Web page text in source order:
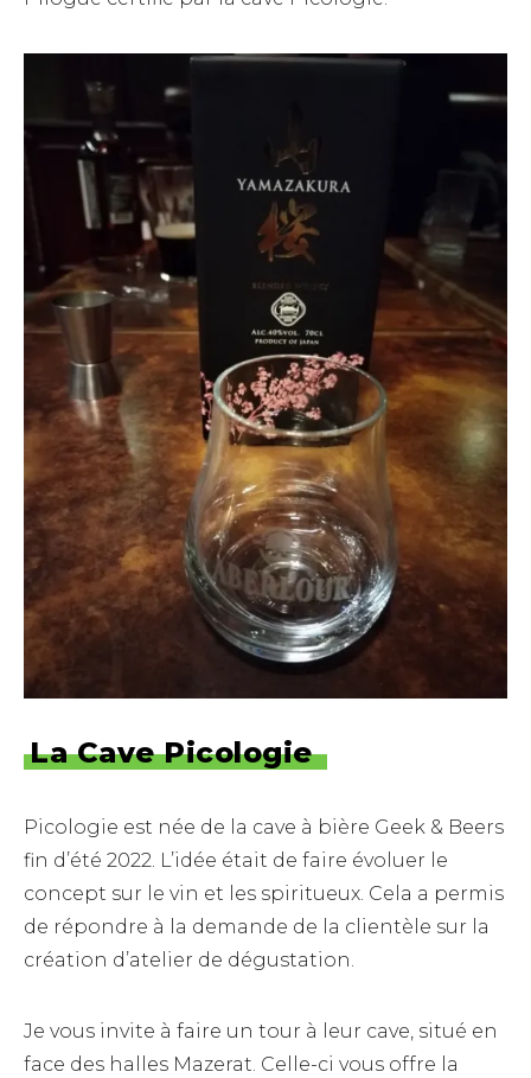
La Cave Picologie
Picologie est née de la cave à bière Geek & Beers
fin d’été 2022. L’idée était de faire évoluer le
concept sur le vin et les spiritueux. Cela a permis
de répondre à la demande de la clientèle sur la
création d’atelier de dégustation.
Je vous invite à faire un tour à leur cave, situé en
face des halles Mazerat. Celle-ci vous offre la